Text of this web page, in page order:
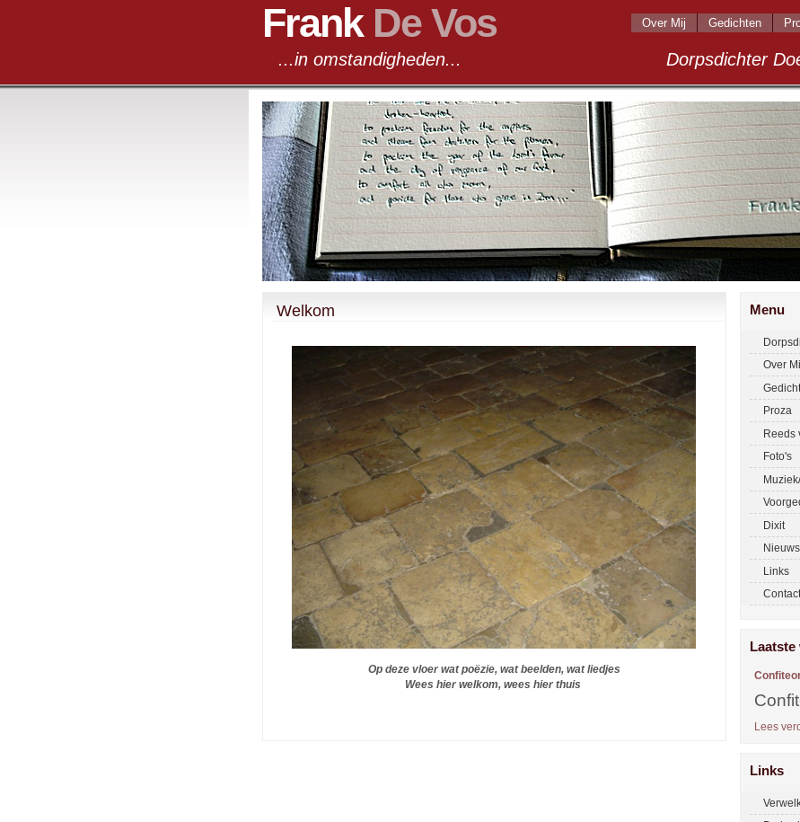
Frank De Vos
...in omstandigheden... Dorpsdichter Doel
Over Mij Gedichten
Welkom
Op deze vloer wat poëzie, wat beelden, wat liedjes
Wees hier welkom, wees hier thuis
Menu
Over
Proza
Reeds
Foto's
Dixit
Nieuws
Links
Contact
Laatste
Lees
Links